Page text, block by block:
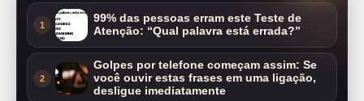
1
99% das pessoas erram este Teste de
Atenção: “Qual palavra está errada?”
2
Golpes por telefone começam assim: Se
você ouvir estas frases em uma ligação,
desligue imediatamente